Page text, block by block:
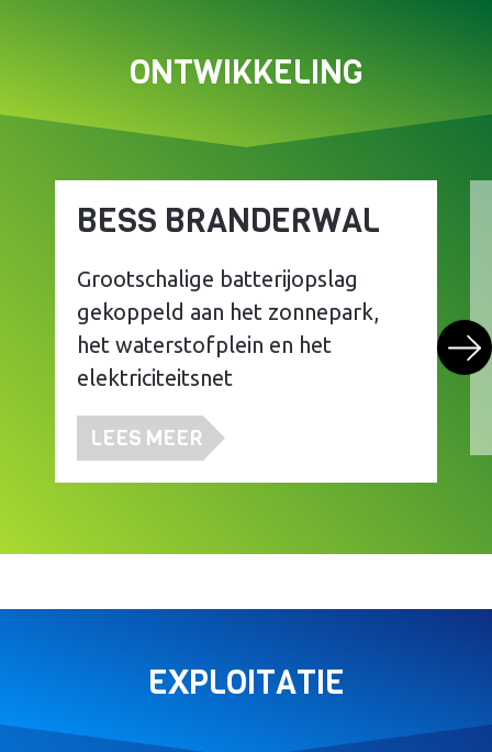
ONTWIKKELING
BESS BRANDERWAL
Grootschalige batterijopslag
gekoppeld aan het zonnepark,
het waterstofplein en het
elektriciteitsnet
LEES MEER
EXPLOITATIE